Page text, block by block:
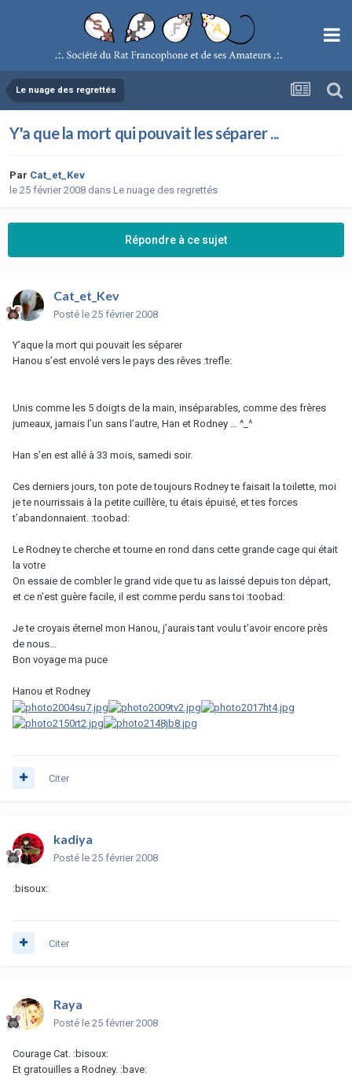
Le nuage des regrettés
Y'a que la mort qui pouvait les séparer ...
Par Cat_et_Kev
le 25 février 2008 dans Le nuage des regrettés
Répondre à ce sujet
Cat_et_Kev
Posté le 25 février 2008
Y’aque la mort qui pouvait les séparer
Hanou s’est envolé vers le pays des rêves :trefle:
Unis comme les 5 doigts de la main, inséparables, comme des frères
jumeaux, jamais l’un sans l’autre, Han et Rodney … ^_^
Han s’en est allé à 33 mois, samedi soir.
Ces derniers jours, ton pote de toujours Rodney te faisait la toilette, moi
je te nourrissais à la petite cuillère, tu étais épuisé, et tes forces
t’abandonnaient. :toobad:
Le Rodney te cherche et tourne en rond dans cette grande cage qui était
la votre
On essaie de combler le grand vide que tu as laissé depuis ton départ,
et ce n’est guère facile, il est comme perdu sans toi :toobad:
Je te croyais éternel mon Hanou, j’aurais tant voulu t’avoir encore près
de nous…
Bon voyage ma puce
Hanou et Rodney
Citer
kadiya
Posté le 25 février 2008
:bisoux:
Citer
Raya
Posté le 25 février 2008
Courage Cat. :bisoux:
Et gratouilles a Rodney. :bave: